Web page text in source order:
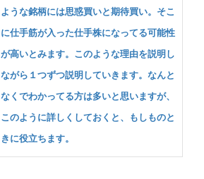
ような銘柄には思惑買いと期待買い。そこ
に仕手筋が入った仕手株になってる可能性
が高いとみます。このような理由を説明し
ながら１つずつ説明していきます。なんと
なくでわかってる方は多いと思いますが、
このように詳しくしておくと、もしものと
きに役立ちます。